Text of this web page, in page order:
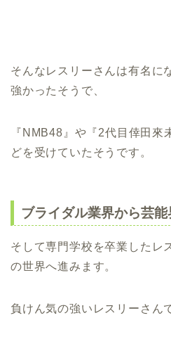
そんなレスリーさんは有名に
強かったそうで、
『NMB48』や『2代目倖田來
どを受けていたそうです。
ブライダル業界から芸能
そして専門学校を卒業したレ
の世界へ進みます。
負けん気の強いレスリーさん